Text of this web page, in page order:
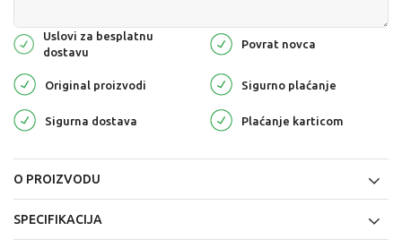
Uslovi za besplatnu
dostavu
Povrat novca
Original proizvodi Sigurno plaćanje
Sigurna dostava Plaćanje karticom
O PROIZVODU
SPECIFIKACIJA